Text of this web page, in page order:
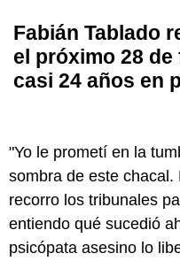
Fabián Tablado
el próximo 28
casi 24 años en
"Yo le prometí en la
sombra de este
recorro los tribunales
entiendo qué sucedió
psicópata asesino lo